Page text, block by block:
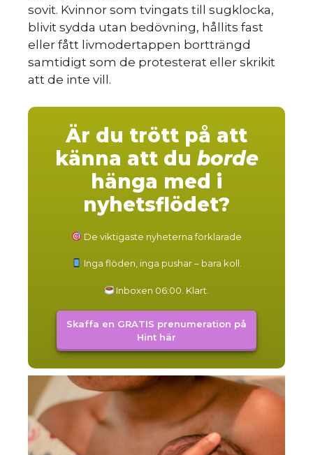
sovit. Kvinnor som tvingats till sugklocka,
blivit sydda utan bedövning, hållits fast
eller fått livmodertappen bortträngd
samtidigt som de protesterat eller skrikit
att de inte vill.
Är du trött på att
känna att du borde
hänga med i
nyhetsflödet?
De viktigaste nyheterna förklarade
Inga flöden, inga pushar – bara koll.
Inboxen 06:00. Klart.
Skaffa en GRATIS prenumeration på
Hint här